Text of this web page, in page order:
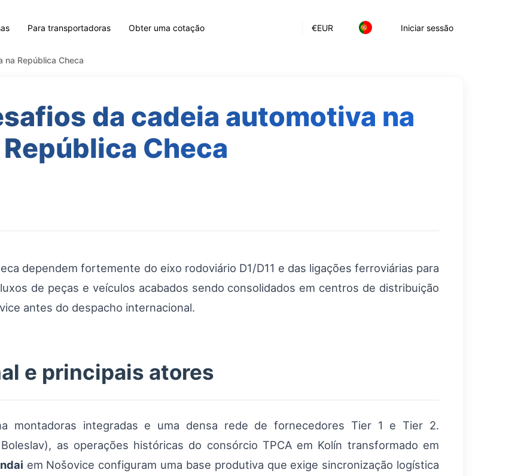
€EUR Iniciar sessão
Para transportadoras Obter uma cotação
na República Checa
da cadeia automotiva na
República Checa
dependem fortemente do eixo rodoviário D1/D11 e das ligações ferroviárias para
de peças e veículos acabados sendo consolidados em centros de distribuição
antes do despacho internacional.
e principais atores
montadoras integradas e uma densa rede de fornecedores Tier 1 e Tier 2.
as operações históricas do consórcio TPCA em Kolín transformado em
em Nošovice configuram uma base produtiva que exige sincronização logística